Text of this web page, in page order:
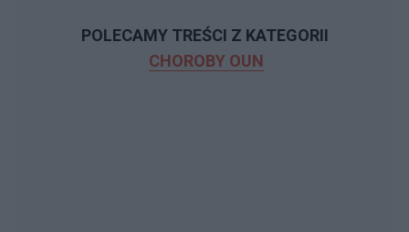
POLECAMY TREŚCI Z KATEGORII
CHOROBY OUN